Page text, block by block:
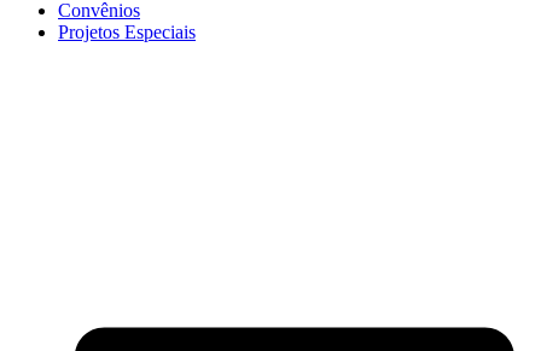
Convênios
Projetos Especiais